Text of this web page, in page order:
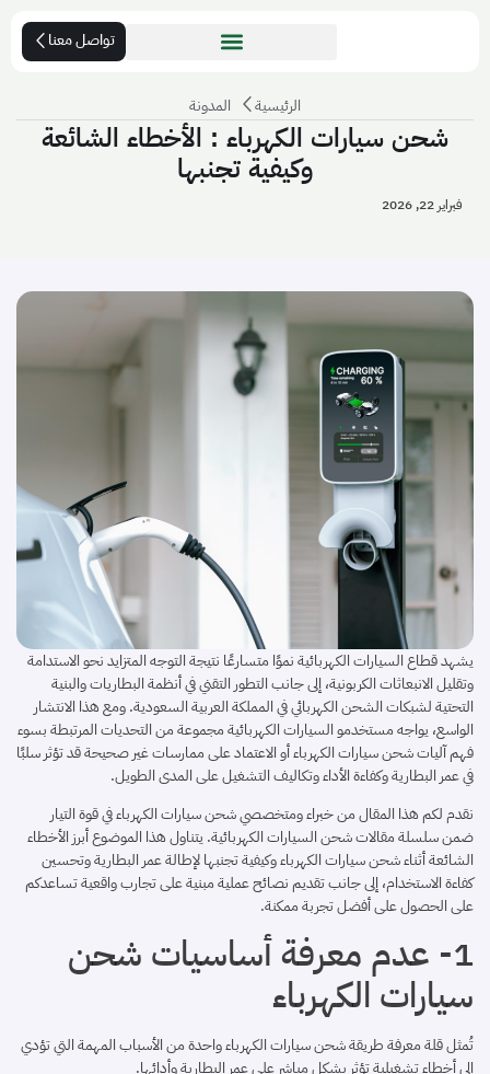
تواصل معنا
الرئيسية المدونة
شحن سيارات الكهرباء : الأخطاء الشائعة
وكيفية تجنبها
فبراير 22, 2026
يشهد قطاع السيارات الكهربائية نموًا متسارعًا نتيجة التوجه المتزايد نحو الاستدامة
وتقليل الانبعاثات الكربونية، إلى جانب التطور التقني في أنظمة البطاريات والبنية
التحتية لشبكات الشحن الكهربائي في المملكة العربية السعودية. ومع هذا الانتشار
الواسع، يواجه مستخدمو السيارات الكهربائية مجموعة من التحديات المرتبطة بسوء
فهم آليات شحن سيارات الكهرباء أو الاعتماد على ممارسات غير صحيحة قد تؤثر سلبًا
في عمر البطارية وكفاءة الأداء وتكاليف التشغيل على المدى الطويل.
نقدم لكم هذا المقال من خبراء ومتخصصي شحن سيارات الكهرباء في قوة التيار
ضمن سلسلة مقالات شحن السيارات الكهربائية. يتناول هذا الموضوع أبرز الأخطاء
الشائعة أثناء شحن سيارات الكهرباء وكيفية تجنبها لإطالة عمر البطارية وتحسين
كفاءة الاستخدام، إلى جانب تقديم نصائح عملية مبنية على تجارب واقعية تساعدكم
على الحصول على أفضل تجربة ممكنة.
1- عدم معرفة أساسيات شحن
سيارات الكهرباء
تُمثل قلة معرفة طريقة شحن سيارات الكهرباء واحدة من الأسباب المهمة التي تؤدي
إلى أخطاء تشغيلية تؤثر بشكل مباشر على عمر البطارية وأدائها.